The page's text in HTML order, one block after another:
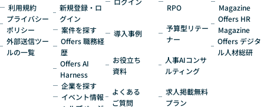
利用規約
プライバシー
ポリシー
外部送信ツー
ルの一覧
新規登録・ロ
グイン
案件を探す
Offers 職務経
歴
Offers AI
Harness
企業を探す
イベント情報
導入事例
お役立ち
資料
よくある
ご質問
RPO
予算型リテー
ナー
人事AIコンサ
ルティング
求人掲載無料
プラン
Magazine
Offers HR
Magazine
Offers デジタ
ル人材総研